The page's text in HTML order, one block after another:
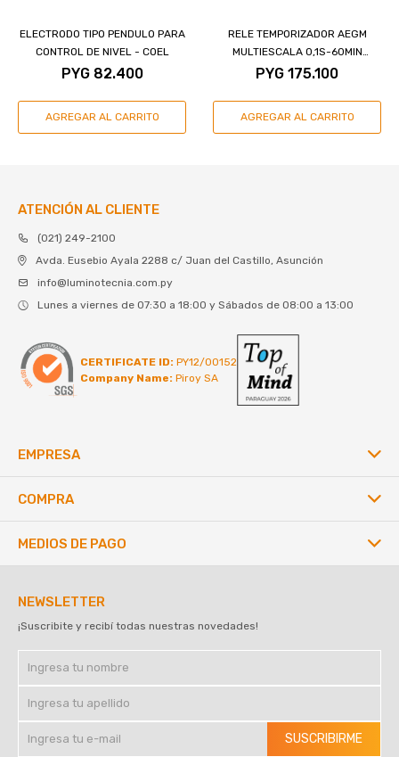
ELECTRODO TIPO PENDULO PARA
CONTROL DE NIVEL - COEL
PYG 82.400
RELE TEMPORIZADOR AEGM
MULTIESCALA 0,1S-60MIN
220VCA/24VCC - COEL
PYG 175.100
ATENCIÓN AL CLIENTE
(021) 249-2100
Avda. Eusebio Ayala 2288 c/ Juan del Castillo, Asunción
info@luminotecnia.com.py
Lunes a viernes de 07:30 a 18:00 y Sábados de 08:00 a 13:00
CERTIFICATE ID: PY12/00152
Company Name: Piroy SA
EMPRESA
COMPRA
NEWSLETTER
¡Suscribite y recibí todas nuestras novedades!
SUSCRIBIRME
MEDIOS DE PAGO